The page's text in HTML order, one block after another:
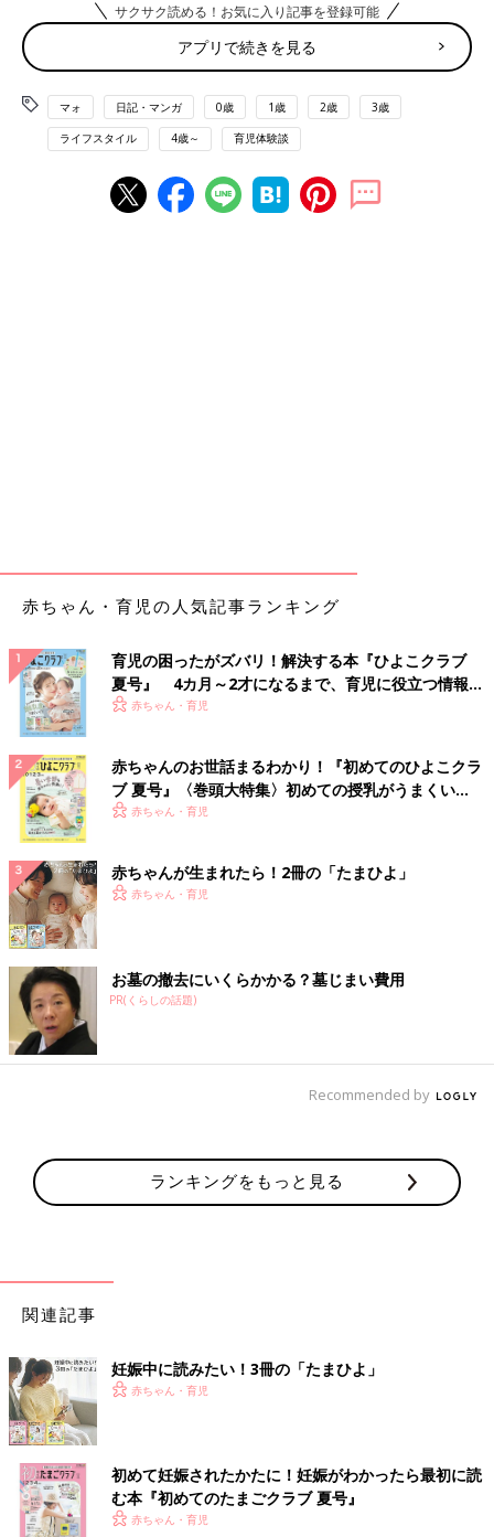
サクサク読める！お気に入り記事を登録可能
アプリで続きを見る
マォ 日記・マンガ 0歳 1歳 2歳 3歳
ライフスタイル 4歳～ 育児体験談
赤ちゃん・育児の人気記事ランキング
育児の困ったがズバリ！解決する本『ひよこクラブ
夏号』 4カ月～2才になるまで、育児に役立つ情報が
いっぱい！
赤ちゃん・育児
赤ちゃんのお世話まるわかり！『初めてのひよこクラ
ブ 夏号』〈巻頭大特集〉初めての授乳がうまくい
く！ おっぱい・ミルクの基本と夏のトラブル 解決テ
赤ちゃん・育児
赤ちゃんが生まれたら！2冊の「たまひよ」
赤ちゃん・育児
お墓の撤去にいくらかかる？墓じまい費用
PR(くらしの話題)
Recommended by
ランキングをもっと見る
関連記事
妊娠中に読みたい！3冊の「たまひよ」
赤ちゃん・育児
初めて妊娠されたかたに！妊娠がわかったら最初に読
む本『初めてのたまごクラブ 夏号』
赤ちゃん・育児